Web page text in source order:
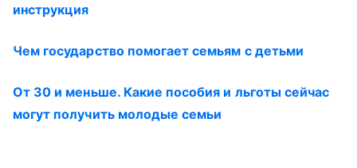
инструкция
Чем государство помогает семьям с детьми
От 30 и меньше. Какие пособия и льготы сейчас
могут получить молодые семьи